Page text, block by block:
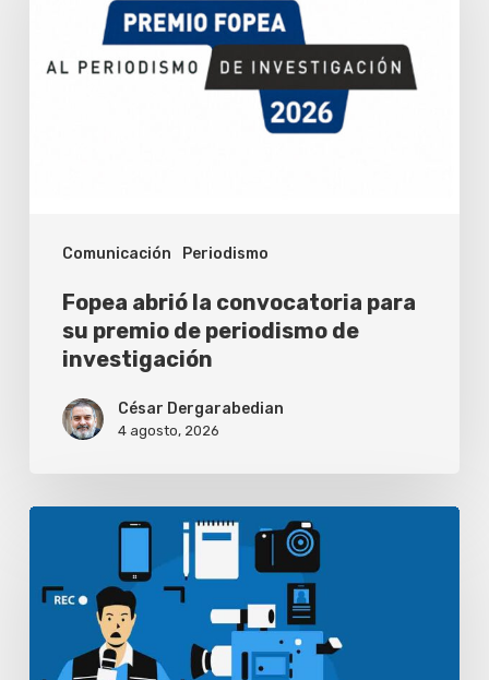
Comunicación Periodismo
convocatoria
para
investigación
Fopea abrió la convocatoria para
su premio de periodismo de
investigación
César Dergarabedian
4 agosto, 2026
Periodistas
habilidades
investigación